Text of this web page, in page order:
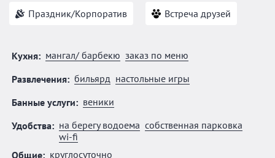
Праздник/Корпоратив Встреча друзей
Кухня: мангал/ барбекю заказ по меню
Развлечения: бильярд настольные игры
Банные услуги: веники
Удобства: на берегу водоема собственная парковка
wi-fi
Общие: круглосуточно